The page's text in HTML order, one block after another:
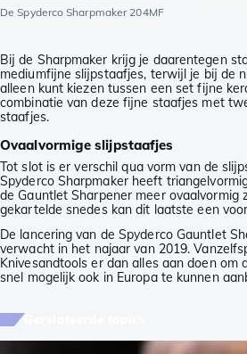
De Spyderco Sharpmaker 204MF
Bij de Sharpmaker krijg je daarentegen
mediumfijne slijpstaafjes, terwijl je bij de
alleen kunt kiezen tussen een set fijne
combinatie van deze fijne staafjes met
staafjes.
Ovaalvormige slijpstaafjes
Tot slot is er verschil qua vorm van de
Spyderco Sharpmaker heeft
de Gauntlet Sharpener meer ovaalvormig
gekartelde snedes kan dit laatste een
De lancering van de Spyderco Gauntlet
verwacht in het najaar van 2019.
Knivesandtools er dan alles aan doen om
snel mogelijk ook in Europa te kunnen